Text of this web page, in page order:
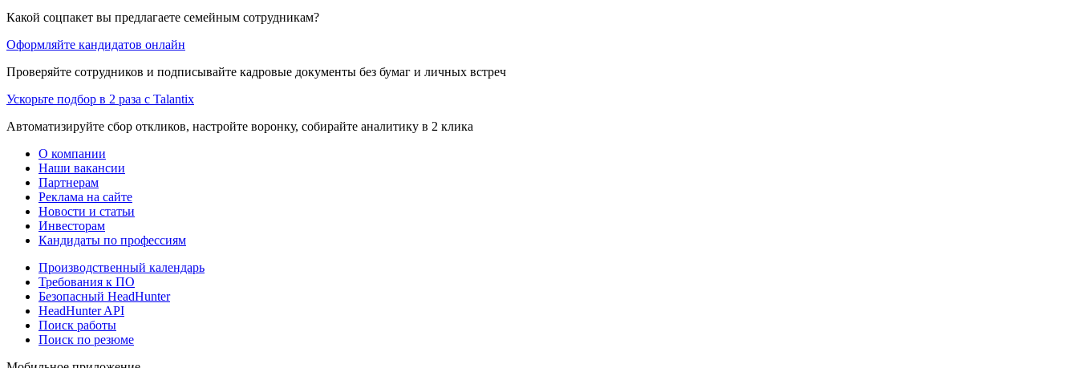
Какой соцпакет вы предлагаете семейным сотрудникам?
Оформляйте кандидатов онлайн
Проверяйте сотрудников и подписывайте кадровые документы без бумаг и личных встреч
Ускорьте подбор в 2 раза с Talantix
Автоматизируйте сбор откликов, настройте воронку, собирайте аналитику в 2 клика
О компании
Наши вакансии
Партнерам
Реклама на сайте
Новости и статьи
Инвесторам
Кандидаты по профессиям
Производственный календарь
Требования к ПО
Безопасный HeadHunter
HeadHunter API
Поиск работы
Поиск по резюме